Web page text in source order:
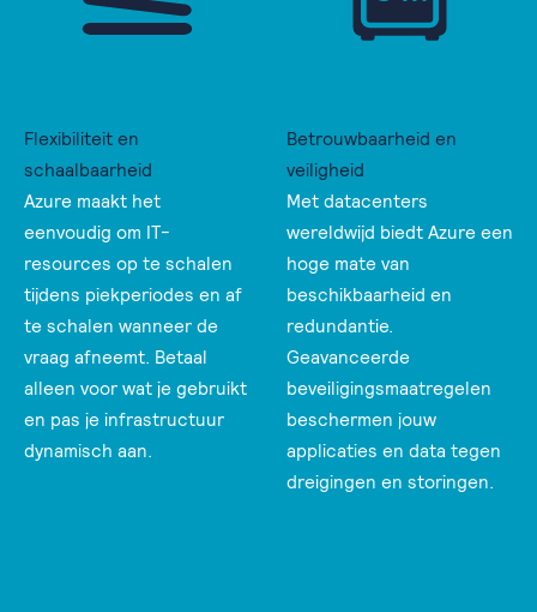
Flexibiliteit en
schaalbaarheid
Azure maakt het
eenvoudig om IT-
resources op te schalen
tijdens piekperiodes en af
te schalen wanneer de
vraag afneemt. Betaal
alleen voor wat je gebruikt
en pas je infrastructuur
dynamisch aan.
Betrouwbaarheid en
veiligheid
Met datacenters
wereldwijd biedt Azure een
hoge mate van
beschikbaarheid en
redundantie.
Geavanceerde
beveiligingsmaatregelen
beschermen jouw
applicaties en data tegen
dreigingen en storingen.